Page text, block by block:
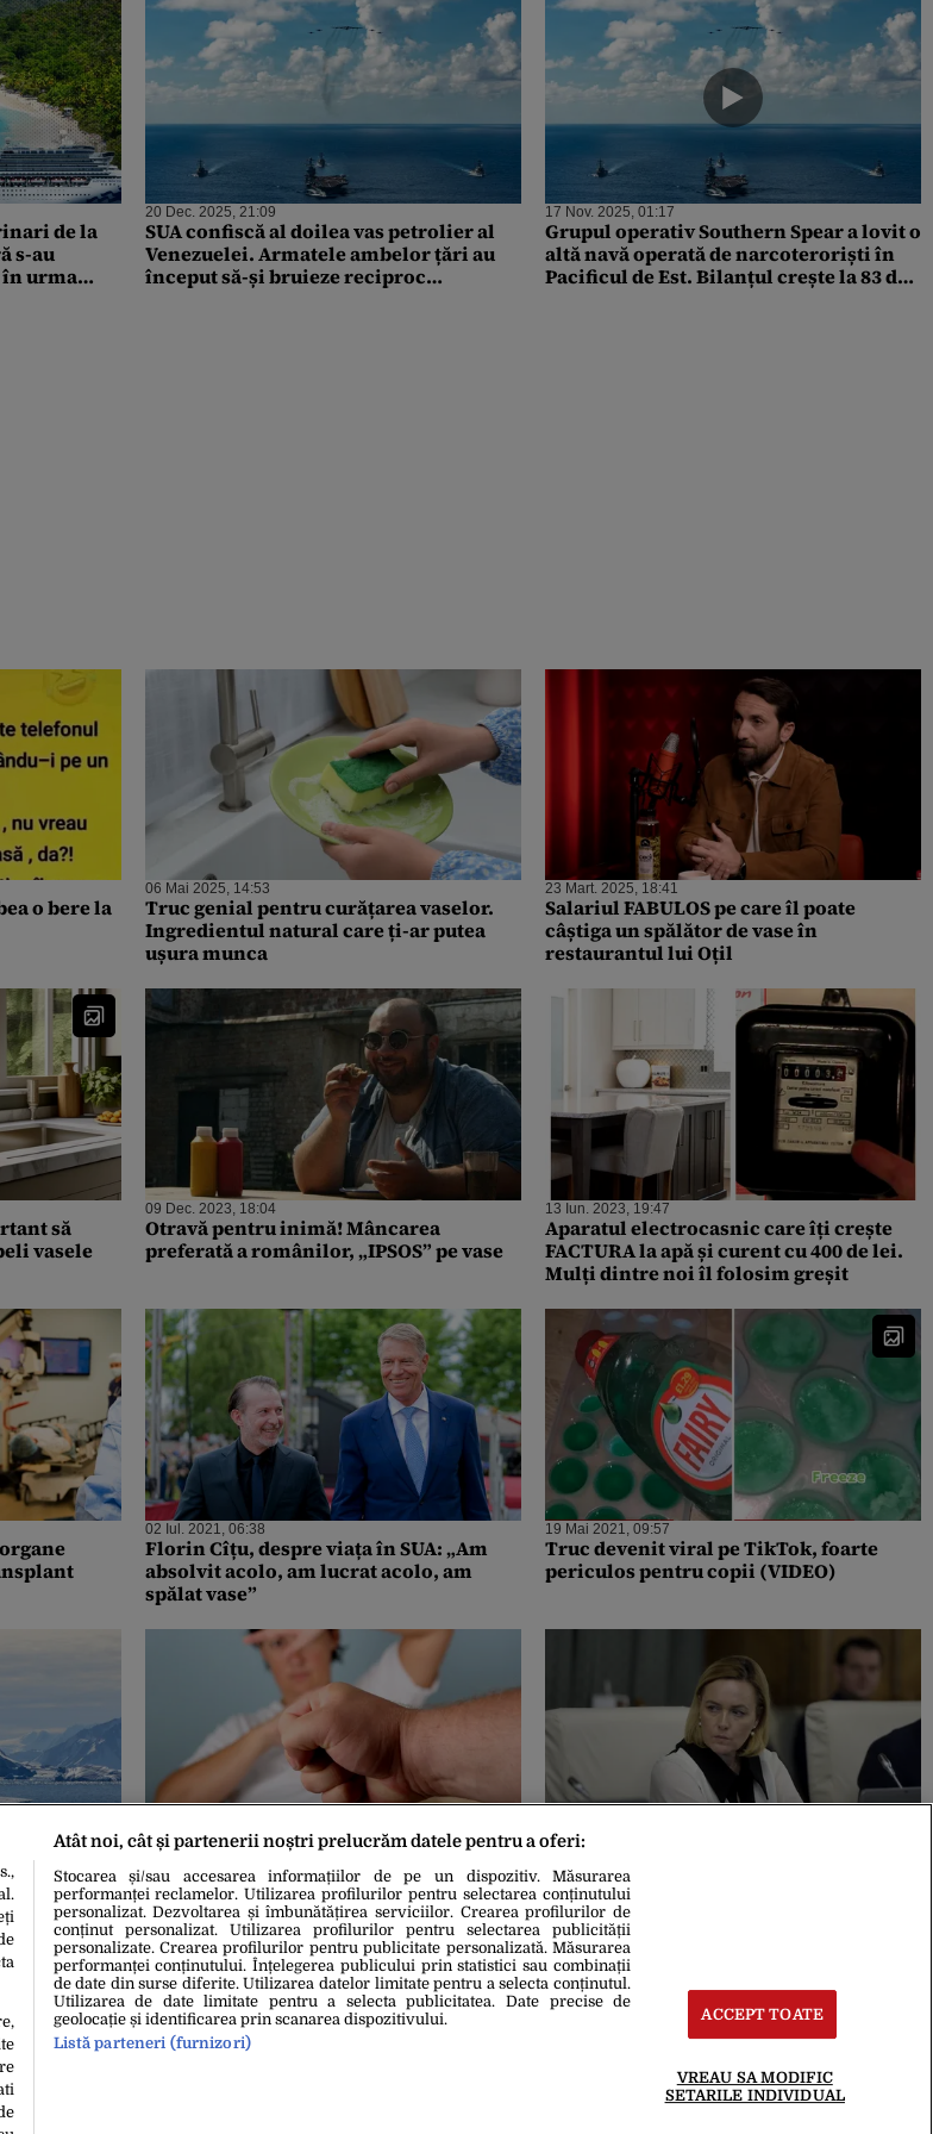
de la
s-au
urma
20 Dec. 2025, 21:09
SUA confiscă al doilea vas petrolier al
Venezuelei. Armatele ambelor țări au
început să-și bruieze reciproc
17 Nov. 2025, 01:17
Grupul operativ Southern Spear a lovit o
altă navă operată de narcoteroriști în
Pacificul de Est. Bilanțul crește la 83 de
o bere la
06 Mai 2025, 14:53
Truc genial pentru curățarea vaselor.
Ingredientul natural care ți-ar putea
ușura munca
23 Mart. 2025, 18:41
Salariul FABULOS pe care îl poate
câștiga un spălător de vase în
restaurantul lui Oțil
să
vasele
09 Dec. 2023, 18:04
Otravă pentru inimă! Mâncarea
preferată a românilor, „IPSOS” pe vase
13 Iun. 2023, 19:47
Aparatul electrocasnic care îți crește
FACTURA la apă și curent cu 400 de lei.
Mulți dintre noi îl folosim greșit
02 Iul. 2021, 06:38
Florin Cîțu, despre viața în SUA: „Am
absolvit acolo, am lucrat acolo, am
spălat vase”
19 Mai 2021, 09:57
Truc devenit viral pe TikTok, foarte
periculos pentru copii (VIDEO)
14
„cruțați”
08 Mart. 2019, 21:08
ROMÂNUL din Italia care și-a ucis soția
pentru că NU SPĂLASE VASELE a fost
condamnat. Ce PEDEAPSĂ a primit
07 Feb. 2019, 10:13
Aranjamentele TEMPORARE, soluția
pentru migranți. Carmen Dan, despre
CRIZA vaselor din Marea Mediterană
Atât noi, cât și partenerii noștri prelucrăm datele pentru a oferi:
Stocarea și/sau accesarea informațiilor de pe un dispozitiv. Măsurarea
performanței reclamelor. Utilizarea profilurilor pentru selectarea conținutului
personalizat. Dezvoltarea și îmbunătățirea serviciilor. Crearea profilurilor de
conținut personalizat. Utilizarea profilurilor pentru selectarea publicității
personalizate. Crearea profilurilor pentru publicitate personalizată. Măsurarea
performanței conținutului. Înțelegerea publicului prin statistici sau combinații
de date din surse diferite. Utilizarea datelor limitate pentru a selecta conținutul.
Utilizarea de date limitate pentru a selecta publicitatea. Date precise de
geolocație și identificarea prin scanarea dispozitivului.
Listă parteneri (furnizori)
ACCEPT TOATE
VREAU SA MODIFIC
SETARILE INDIVIDUAL